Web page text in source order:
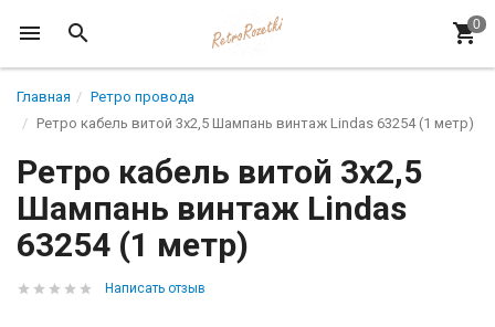
Главная
Ретро провода
Ретро кабель витой 3x2,5 Шампань винтаж Lindas 63254 (1 метр)
Ретро кабель витой 3x2,5
Шампань винтаж Lindas
63254 (1 метр)
Написать отзыв